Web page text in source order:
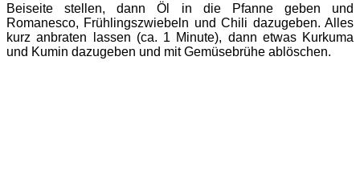
Beiseite stellen, dann Öl in die Pfanne geben und
Romanesco, Frühlingszwiebeln und Chili dazugeben. Alles
kurz anbraten lassen (ca. 1 Minute), dann etwas Kurkuma
und Kumin dazugeben und mit Gemüsebrühe ablöschen.